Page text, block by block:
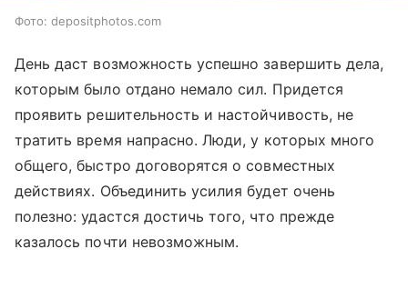
Фото: depositphotos.com
День даст возможность успешно завершить дела,
которым было отдано немало сил. Придется
проявить решительность и настойчивость, не
тратить время напрасно. Люди, у которых много
общего, быстро договорятся о совместных
действиях. Объединить усилия будет очень
полезно: удастся достичь того, что прежде
казалось почти невозможным.